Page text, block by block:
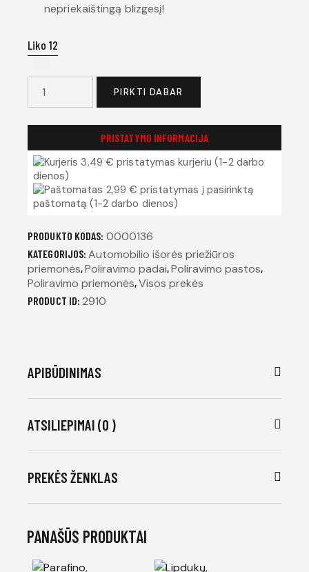
nepriekaištingą blizgesį!
Liko 12
PIRKTI DABAR
PRISTATYMO INFORMACIJA
3,49 € pristatymas kurjeriu (1-2 darbo
dienos)
2,99 € pristatymas į pasirinktą
paštomatą (1-2 darbo dienos)
PRODUKTO KODAS: 0000136
KATEGORIJOS: Automobilio išorės priežiūros
priemonės,Poliravimo padai,Poliravimo pastos,
Poliravimo priemonės,Visos prekės
PRODUCT ID: 2910
APIBŪDINIMAS
ATSILIEPIMAI (0 )
PREKĖS ŽENKLAS
PANAŠŪS PRODUKTAI